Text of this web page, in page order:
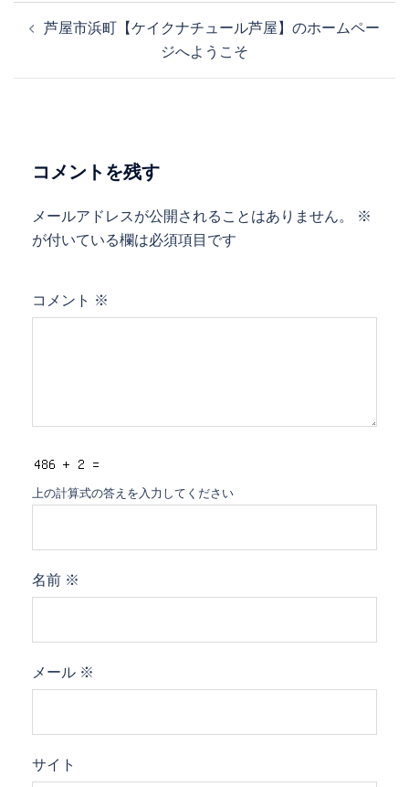
稿
シ
ン
芦屋市浜町【ケイクナチュール芦屋】のホームペー
ジへようこそ
コメントを残す
メールアドレスが公開されることはありません。
※
が付いている欄は必須項目です
コメント ※
上の計算式の答えを入力してください
名前 ※
メール ※
サイト